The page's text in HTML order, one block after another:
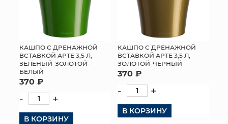
КАШПО С ДРЕНАЖНОЙ
ВСТАВКОЙ АРТЕ 3,5 Л,
ЗЕЛЕНЫЙ-ЗОЛОТОЙ-
БЕЛЫЙ
370 ₽
- +
В КОРЗИНУ
КАШПО С ДРЕНАЖНОЙ
ВСТАВКОЙ АРТЕ 3,5 Л,
ЗОЛОТОЙ-ЧЕРНЫЙ
370 ₽
- +
В КОРЗИНУ